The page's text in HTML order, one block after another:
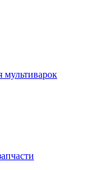
мультиварок